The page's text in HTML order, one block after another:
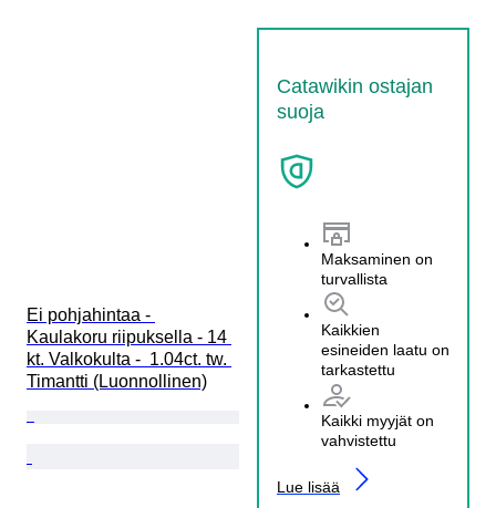
Catawikin ostajan
suoja
Maksaminen on
turvallista
Kaikkien
esineiden laatu on
tarkastettu
Kaikki myyjät on
vahvistettu
Lue lisää
Ei pohjahintaa -
Kaulakoru riipuksella - 14
kt. Valkokulta -  1.04ct. tw.
Timantti (Luonnollinen)